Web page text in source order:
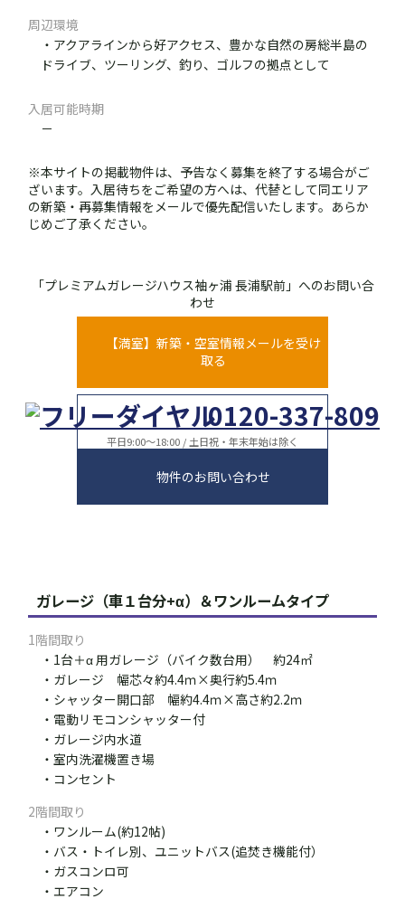
周辺環境
・アクアラインから好アクセス、豊かな自然の房総半島の
ドライブ、ツーリング、釣り、ゴルフの拠点として
入居可能時期
－
※本サイトの掲載物件は、予告なく募集を終了する場合がご
ざいます。入居待ちをご希望の方へは、代替として同エリア
の新築・再募集情報をメールで優先配信いたします。あらか
じめご了承ください。
「プレミアムガレージハウス袖ヶ浦 長浦駅前」へのお問い合
わせ
【満室】新築・空室情報メールを受け
取る
0120-337-809
平日9:00～18:00 / 土日祝・年末年始は除く
物件のお問い合わせ
ガレージ（車１台分+α）＆ワンルームタイプ
1階間取り
・1台＋α 用ガレージ（バイク数台用） 約24㎡
・ガレージ 幅芯々約4.4ｍ×奥行約5.4ｍ
・シャッター開口部 幅約4.4ｍ×高さ約2.2ｍ
・電動リモコンシャッター付
・ガレージ内水道
・室内洗濯機置き場
・コンセント
2階間取り
・ワンルーム(約12帖)
・バス・トイレ別、ユニットバス(追焚き機能付）
・ガスコンロ可
・エアコン